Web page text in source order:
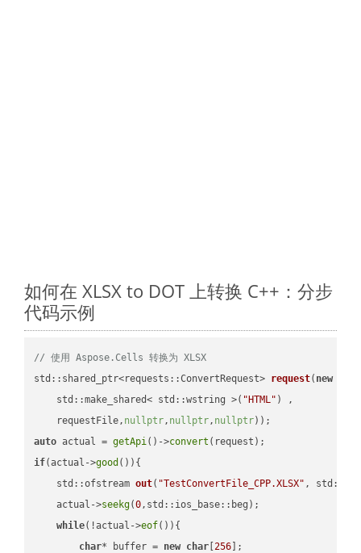
如何在 XLSX to DOT 上转换 C++：分步
代码示例
// 使用 Aspose.Cells 转换为 XLSX
std::shared_ptr<requests::ConvertRequest> request( new
    std::make_shared< std::wstring >(
"HTML" ) ,
    requestFile,
nullptr, nullptr, nullptr))
auto actual = getApi()->convert
if(actual->good ()){
std::ofstream out( "TestConvertFile_CPP.XLSX" ,
    actual->
seekg(0,std::ios_base::beg);
while(!actual->eof()){
char* buffer = new char [256 ];